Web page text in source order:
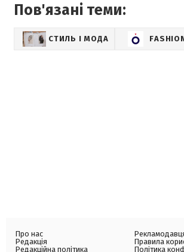
Пов'язані теми:
СТИЛЬ І МОДА
Про нас
Редакція
Редакційна політика
Правила
Політика